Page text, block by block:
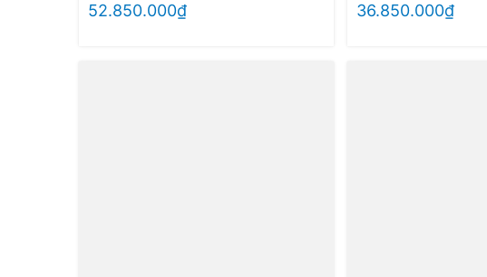
52.850.000₫ 36.850.000₫